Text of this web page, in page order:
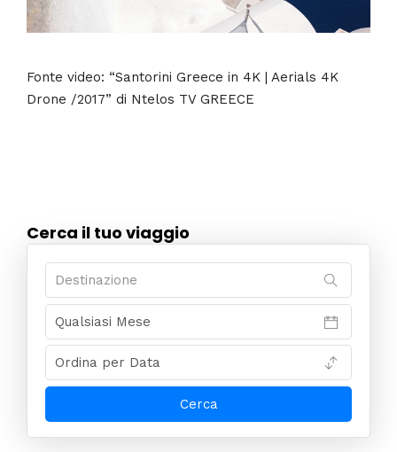
Fonte video: “Santorini Greece in 4K | Aerials 4K
Drone /2017” di Ntelos TV GREECE
Cerca il tuo viaggio